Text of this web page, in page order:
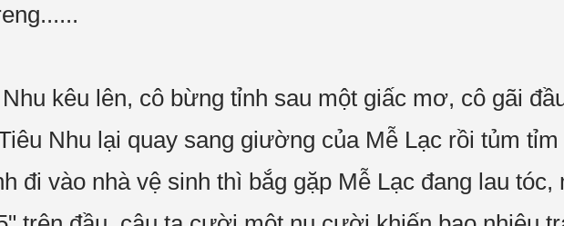
kêu lên, cô bừng tỉnh sau một giấc mơ, cô gãi
Nhu lại quay sang giường của Mễ Lạc rồi tủm
đi vào nhà vệ sinh thì bắg gặp Mễ Lạc đang lau